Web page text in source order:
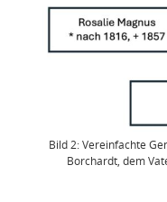
Bild 2: Vereinfachte
Borchardt, dem